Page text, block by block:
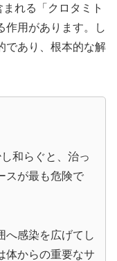
れる「クロタミト
作用があります。し
であり、根本的な解
和らぐと、治っ
スが最も危険で
へ感染を広げてし
体からの重要なサ